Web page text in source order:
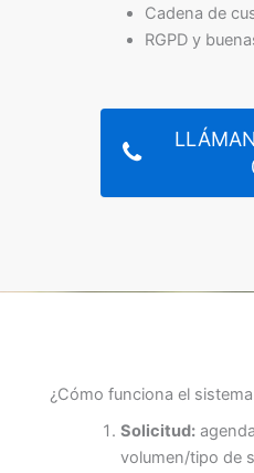
Cadena de
RGPD y
¿Cómo funciona el
Solicitud:
volumen/tipo de